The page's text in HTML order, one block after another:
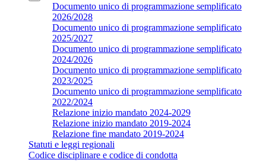
Documento unico di programmazione semplificato
2026/2028
Documento unico di programmazione semplificato
2025/2027
Documento unico di programmazione semplificato
2024/2026
Documento unico di programmazione semplificato
2023/2025
Documento unico di programmazione semplificato
2022/2024
Relazione inizio mandato 2024-2029
Relazione inizio mandato 2019-2024
Relazione fine mandato 2019-2024
Statuti e leggi regionali
Codice disciplinare e codice di condotta